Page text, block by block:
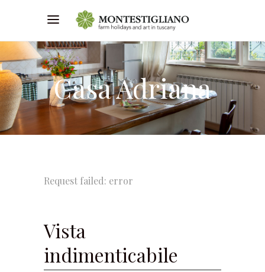
Casa Adriana
Request failed: error
Vista
indimenticabile